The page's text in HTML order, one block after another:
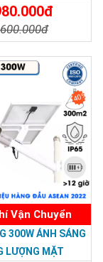
- Solar
40%
Vận Chuyển
300W ÁNH SÁNG
LƯỢNG MẶT